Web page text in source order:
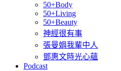
50+Body
50+Living
50+Beauty
神經很有事
張曼娟我輩中人
鄧惠文時光心蘊
Podcast